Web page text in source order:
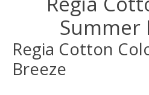
Summer
Regia Cotton
Breeze